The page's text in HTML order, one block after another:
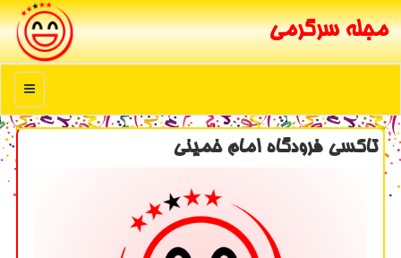
مجله سرگرمی
منو
تاكسی فرودگاه امام خمینی